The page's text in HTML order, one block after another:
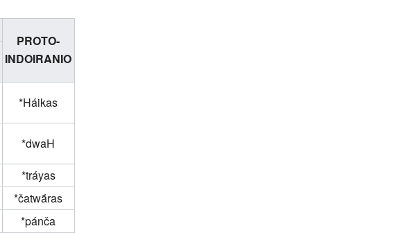
PROTO-
INDOIRANIO
*Háikas
*dwaH
*tráyas
*čatwā́ras
*pánča